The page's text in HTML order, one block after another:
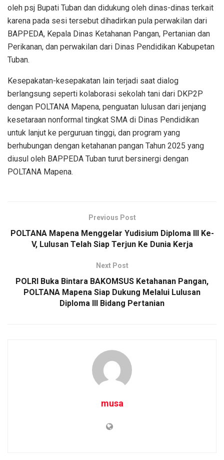
oleh psj Bupati Tuban dan didukung oleh dinas-dinas terkait
karena pada sesi tersebut dihadirkan pula perwakilan dari
BAPPEDA, Kepala Dinas Ketahanan Pangan, Pertanian dan
Perikanan, dan perwakilan dari Dinas Pendidikan Kabupetan
Tuban.
Kesepakatan-kesepakatan lain terjadi saat dialog
berlangsung seperti kolaborasi sekolah tani dari DKP2P
dengan POLTANA Mapena, penguatan lulusan dari jenjang
kesetaraan nonformal tingkat SMA di Dinas Pendidikan
untuk lanjut ke perguruan tinggi, dan program yang
berhubungan dengan ketahanan pangan Tahun 2025 yang
diusul oleh BAPPEDA Tuban turut bersinergi dengan
POLTANA Mapena.
Previous Post
POLTANA Mapena Menggelar Yudisium Diploma III Ke-
V, Lulusan Telah Siap Terjun Ke Dunia Kerja
Next Post
POLRI Buka Bintara BAKOMSUS Ketahanan Pangan,
POLTANA Mapena Siap Dukung Melalui Lulusan
Diploma III Bidang Pertanian
musa